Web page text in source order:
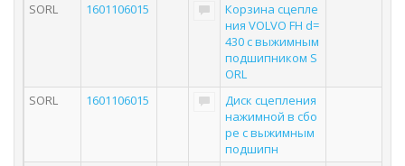
SORL
1601106015
Корзина сцепле
ния VOLVO FH d=
430 с выжимным
подшипником S
ORL
SORL
1601106015
Диск сцепления
нажимной в сбо
ре с выжимным
подшипн